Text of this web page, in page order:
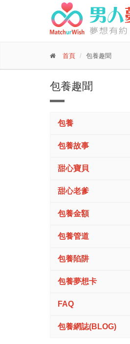
首頁 包養趣聞
包養趣聞
包養
包養故事
甜心寶貝
甜心老爹
包養金額
包養管道
包養陷阱
包養夢想卡
FAQ
包養網誌(BLOG)